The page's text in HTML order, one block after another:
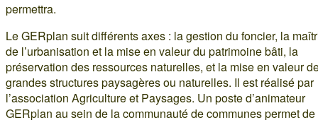
permettra.
Le GERplan suit différents axes : la gestion du foncier, la
de l’urbanisation et la mise en valeur du patrimoine bâti, la
préservation des ressources naturelles, et la mise en valeur
grandes structures paysagères ou naturelles. Il est réalisé par
l’association Agriculture et Paysages. Un poste d’animateur
GERplan au sein de la communauté de communes permet de